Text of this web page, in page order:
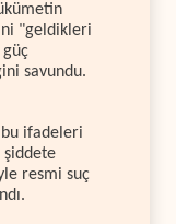
"geldikleri
savundu.
ifadeleri
şiddete
resmi suç